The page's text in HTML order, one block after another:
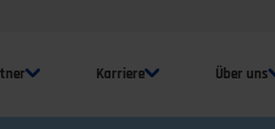
Karriere Über uns